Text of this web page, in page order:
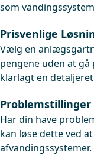
som
Prisvenlige
Vælg en
pengene uden at
klarlagt en
Problemstillinger
Har din have
kan løse dette ved
afvandingssystemer.